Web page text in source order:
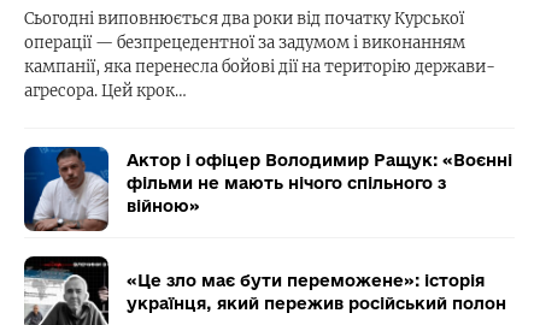
Сьогодні виповнюється два роки від початку Курської
операції — безпрецедентної за задумом і виконанням
кампанії, яка перенесла бойові дії на територію держави-
агресора. Цей крок…
Актор і офіцер Володимир Ращук: «Воєнні
фільми не мають нічого спільного з
війною»
«Це зло має бути переможене»: історія
українця, який пережив російський полон